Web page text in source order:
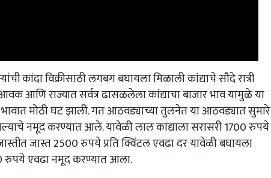
कांदा विक्रीसाठी लगबग बघायला मिळाली कांद्याचे सौदे रात्री
आणि राज्यात सर्वत्र ढासळलेला कांद्याचा बाजार भाव यामुळे या
भावात मोठी घट झाली. गत आठवड्याच्या तुलनेत या आठवड्यात सुमारे
नमूद करण्यात आले. यावेळी लाल कांद्याला सरासरी 1700 रुपये
जास्त 2500 रुपये प्रति क्विंटल एवढा दर यावेळी बघायला
रुपये एवढा नमूद करण्यात आला.